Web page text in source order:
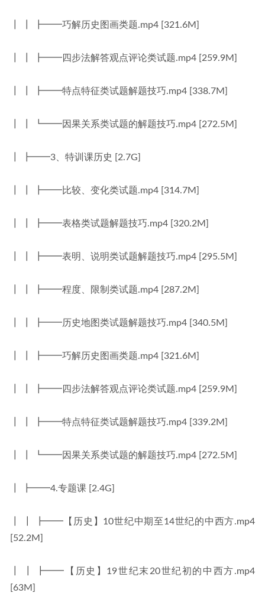
┃ ┃ ┣━━巧解历史图画类题.mp4 [321.6M]
┃ ┃ ┣━━四步法解答观点评论类试题.mp4 [259.9M]
┃ ┃ ┣━━特点特征类试题解题技巧.mp4 [338.7M]
┃ ┃ ┗━━因果关系类试题的解题技巧.mp4 [272.5M]
┃ ┣━━3、特训课历史 [2.7G]
┃ ┃ ┣━━比较、变化类试题.mp4 [314.7M]
┃ ┃ ┣━━表格类试题解题技巧.mp4 [320.2M]
┃ ┃ ┣━━表明、说明类试题解题技巧.mp4 [295.5M]
┃ ┃ ┣━━程度、限制类试题.mp4 [287.2M]
┃ ┃ ┣━━历史地图类试题解题技巧.mp4 [340.5M]
┃ ┃ ┣━━巧解历史图画类题.mp4 [321.6M]
┃ ┃ ┣━━四步法解答观点评论类试题.mp4 [259.9M]
┃ ┃ ┣━━特点特征类试题解题技巧.mp4 [339.2M]
┃ ┃ ┗━━因果关系类试题的解题技巧.mp4 [272.5M]
┃ ┣━━4.专题课 [2.4G]
┃ ┃ ┣━━【历史】10世纪中期至14世纪的中西方.mp4
[52.2M]
┃ ┃ ┣━━【历史】19世纪末20世纪初的中西方.mp4
[63M]